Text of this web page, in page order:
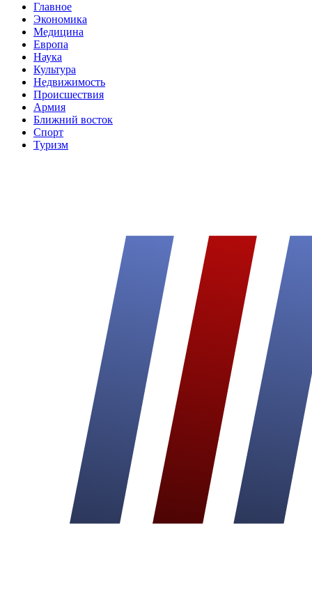
Главное
Экономика
Медицина
Европа
Наука
Культура
Недвижимость
Происшествия
Армия
Ближний восток
Спорт
Туризм